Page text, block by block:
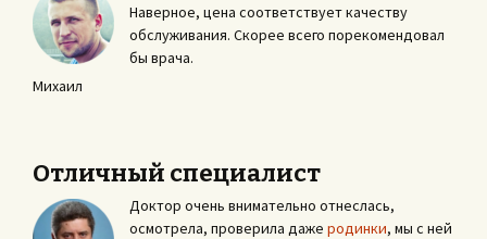
Наверное, цена соответствует качеству
обслуживания. Скорее всего порекомендовал
бы врача.
Михаил
Отличный специалист
Доктор очень внимательно отнеслась,
осмотрела, проверила даже родинки, мы с ней